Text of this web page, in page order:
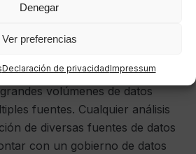
Denegar
Ver preferencias
Declaración de privacidadImpressum
, especialmente uno en el
y aprendizaje automático que
volúmenes de datos
fuentes. Cualquier análisis
de diversas fuentes de datos
con un gobierno de datos